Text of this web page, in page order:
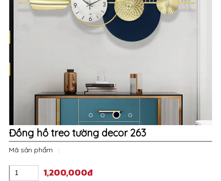
Đồng hồ treo tường decor 263
Mã sản phẩm :
1,200,000đ